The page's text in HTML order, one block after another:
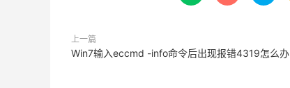
上一篇
Win7输入eccmd -info命令后出现报错4319怎么办